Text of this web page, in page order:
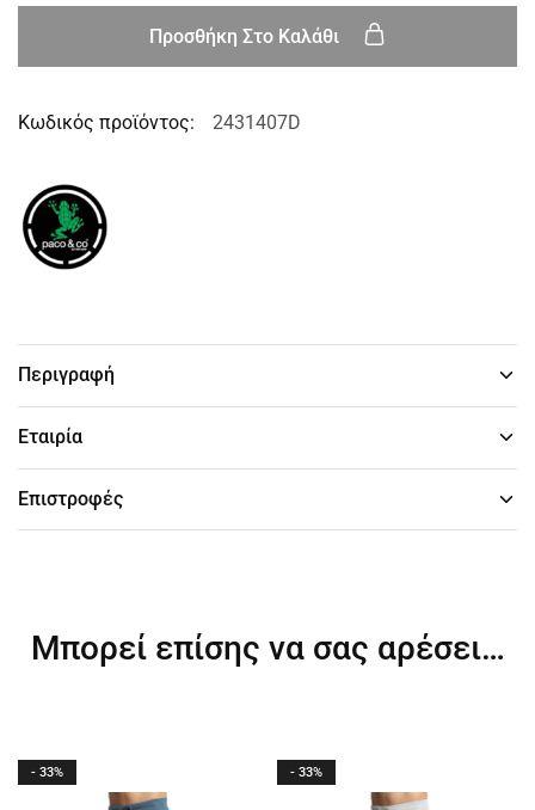
Προσθήκη Στο Καλάθι
Κωδικός προϊόντος: 2431407D
Περιγραφή
Εταιρία
Επιστροφές
Μπορεί επίσης να σας αρέσει…
- 33% - 33%